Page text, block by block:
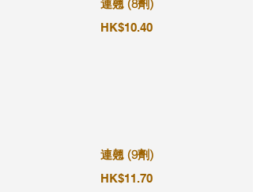
連翹 (8劑)
HK$10.40
連翹 (9劑)
HK$11.70